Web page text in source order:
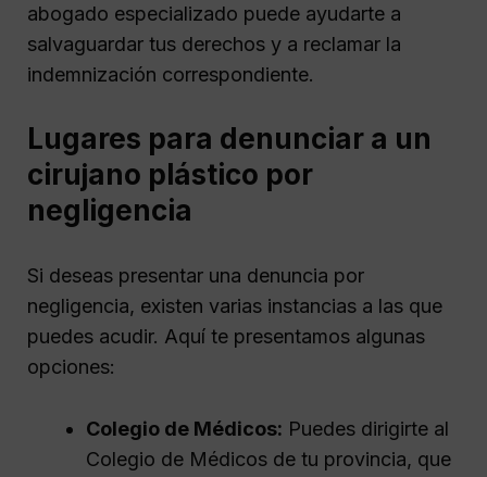
abogado especializado puede ayudarte a
salvaguardar tus derechos y a reclamar la
indemnización correspondiente.
Lugares para denunciar a un
cirujano plástico por
negligencia
Si deseas presentar una denuncia por
negligencia, existen varias instancias a las que
puedes acudir. Aquí te presentamos algunas
opciones:
Colegio de Médicos: Puedes dirigirte al
Colegio de Médicos de tu provincia, que